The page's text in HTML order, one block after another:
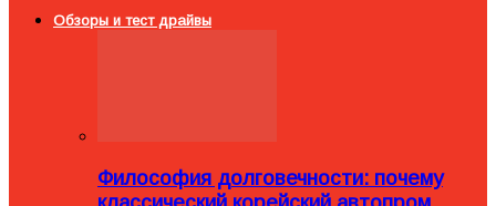
Обзоры и тест драйвы
Философия долговечности: почему